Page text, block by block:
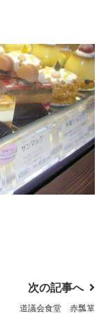
次の記事へ
道議会食堂 赤瓢箪